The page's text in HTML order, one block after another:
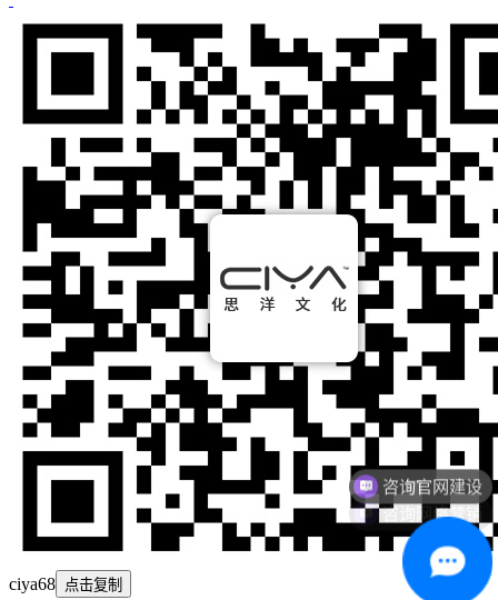
ciya68 点击复制
咨询官网建设
咨询网络营销